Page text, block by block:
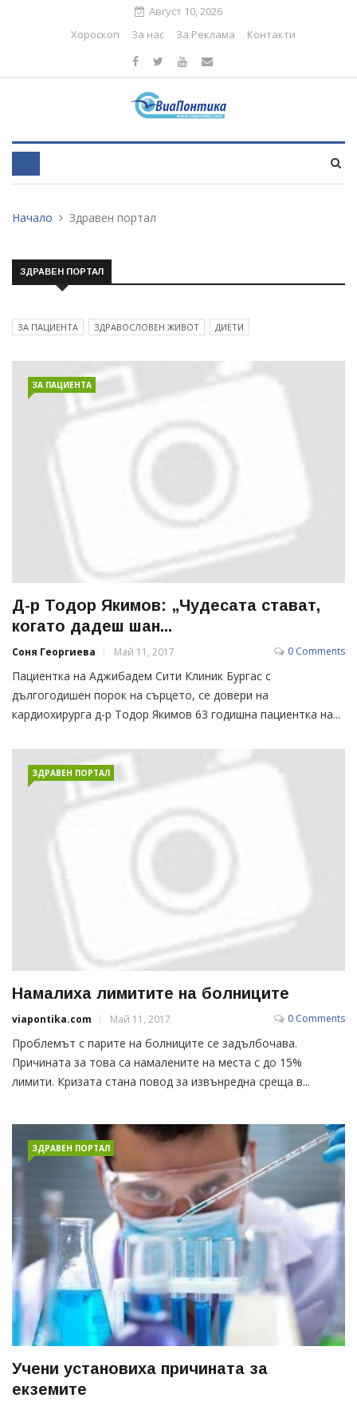
Август 10, 2026
Хороскоп
За нас За Реклама Контакти
Начало Здравен портал
ЗДРАВЕН ПОРТАЛ
ЗА ПАЦИЕНТА ЗДРАВОСЛОВЕН ЖИВОТ ДИЕТИ
ЗА ПАЦИЕНТА
Д-р Тодор Якимов: „Чудесата стават,
когато дадеш шан...
Соня Георгиева Май 11, 2017 0 Comments
Пациентка на Аджибадем Сити Клиник Бургас с
дългогодишен порок на сърцето, се довери на
кардиохирурга д-р Тодор Якимов 63 годишна пациентка на...
ЗДРАВЕН ПОРТАЛ
Намалиха лимитите на болниците
viapontika.com Май 11, 2017 0 Comments
Проблемът с парите на болниците се задълбочава.
Причината за това са намалените на места с до 15%
лимити. Кризата стана повод за извънредна среща в...
ЗДРАВЕН ПОРТАЛ
Учени установиха причината за
екземите